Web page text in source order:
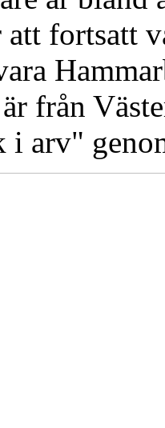
att fortsatt
från
i arv"